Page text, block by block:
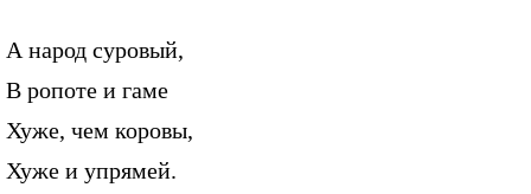
А народ суровый,
В ропоте и гаме
Хуже, чем коровы,
Хуже и упрямей.